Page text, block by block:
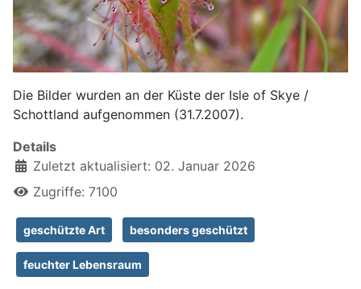
Die Bilder wurden an der Küste der Isle of Skye /
Schottland aufgenommen (31.7.2007).
Details
Zuletzt aktualisiert: 02. Januar 2026
Zugriffe: 7100
geschützte Art besonders geschützt
feuchter Lebensraum